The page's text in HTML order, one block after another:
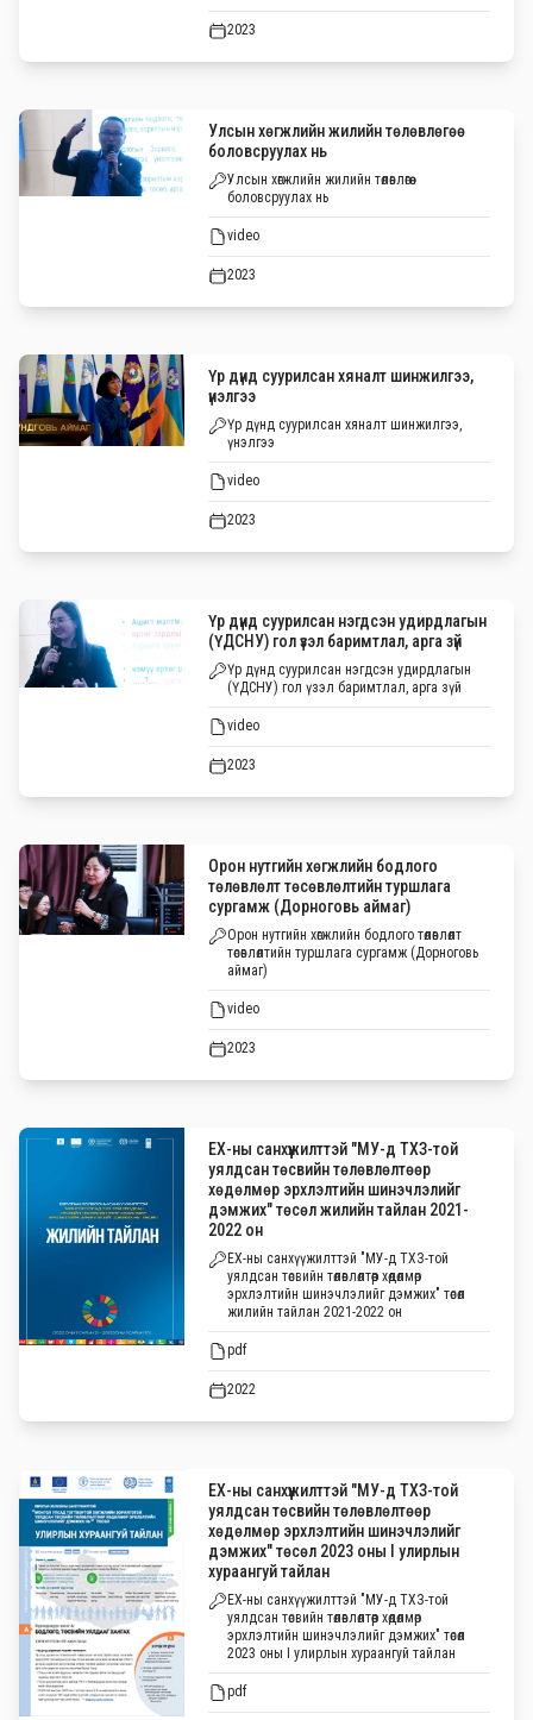
2023
Улсын хөгжлийн жилийн төлөвлөгөө
боловсруулах нь
Улсын хөгжлийн жилийн төлөвлөгөө
боловсруулах нь
video
2023
Үр дүнд суурилсан хяналт шинжилгээ,
үнэлгээ
Үр дүнд суурилсан хяналт шинжилгээ,
үнэлгээ
video
2023
Үр дүнд суурилсан нэгдсэн удирдлагын
(ҮДСНУ) гол үзэл баримтлал, арга зүй
Үр дүнд суурилсан нэгдсэн удирдлагын
(ҮДСНУ) гол үзэл баримтлал, арга зүй
video
2023
Орон нутгийн хөгжлийн бодлого
төлөвлөлт төсөвлөлтийн туршлага
сургамж (Дорноговь аймаг)
Орон нутгийн хөгжлийн бодлого төлөвлөлт
төсөвлөлтийн туршлага сургамж (Дорноговь
аймаг)
video
2023
ЕХ-ны санхүүжилттэй "МУ-д ТХЗ-той
уялдсан төсвийн төлөвлөлтөөр
хөдөлмөр эрхлэлтийн шинэчлэлийг
дэмжих" төсөл жилийн тайлан 2021-
2022 он
ЕХ-ны санхүүжилттэй "МУ-д ТХЗ-той
уялдсан төсвийн төлөвлөлтөөр хөдөлмөр
эрхлэлтийн шинэчлэлийг дэмжих" төсөл
жилийн тайлан 2021-2022 он
pdf
2022
ЕХ-ны санхүүжилттэй "МУ-д ТХЗ-той
уялдсан төсвийн төлөвлөлтөөр
хөдөлмөр эрхлэлтийн шинэчлэлийг
дэмжих" төсөл 2023 оны I улирлын
хураангуй тайлан
ЕХ-ны санхүүжилттэй "МУ-д ТХЗ-той
уялдсан төсвийн төлөвлөлтөөр хөдөлмөр
эрхлэлтийн шинэчлэлийг дэмжих" төсөл
2023 оны I улирлын хураангуй тайлан
pdf